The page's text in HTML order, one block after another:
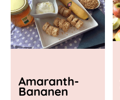
Amaranth-
Bananen